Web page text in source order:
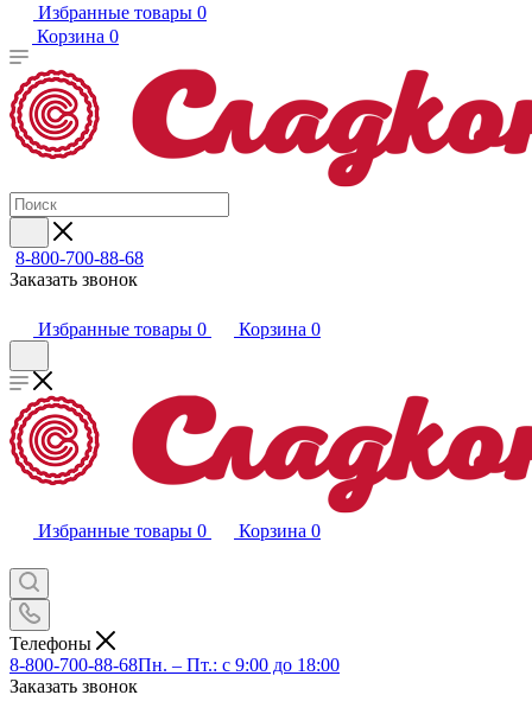
Избранные товары 0
Корзина 0
8-800-700-88-68
Заказать звонок
Избранные товары 0 Корзина 0
Избранные товары 0 Корзина 0
Телефоны
8-800-700-88-68Пн. – Пт.: с 9:00 до 18:00
Заказать звонок